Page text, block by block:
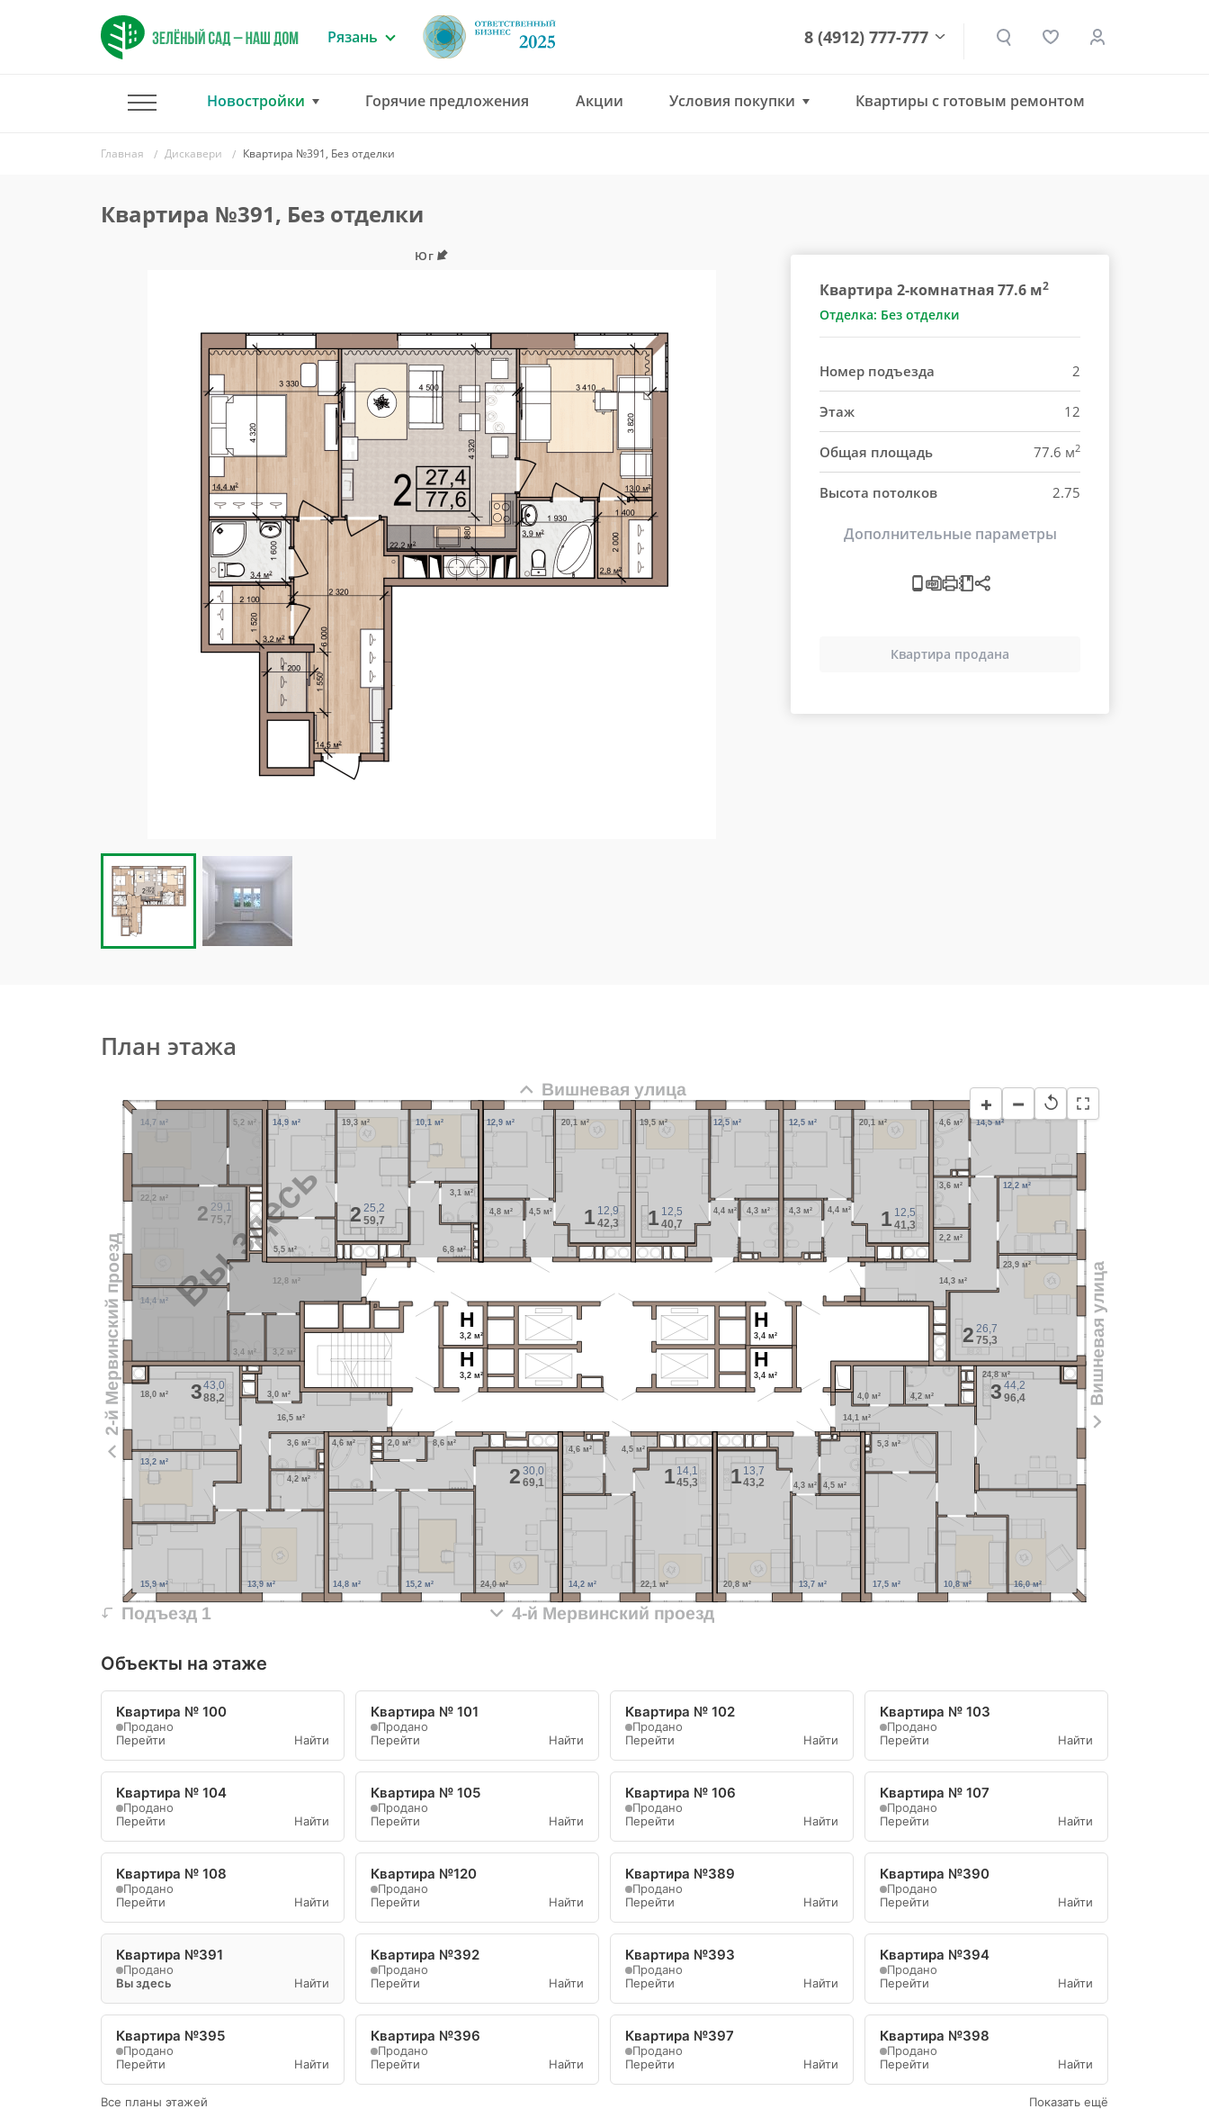
Рязань 8 (4912) 777-777
Новостройки Горячие предложения Акции Условия покупки Квартиры с готовым ремонтом
Главная Дискавери Квартира №391, Без отделки
Квартира №391, Без отделки
Юг
Квартира 2-комнатная 77.6 м2
Отделка: Без отделки
Номер подъезда 2
Этаж 12
Общая площадь 77.6 м2
Высота потолков 2.75
Дополнительные параметры
Квартира продана
План этажа
+ − ↺
3,4 м²
H
3,2 м²
H
3,2 м²
H
3,4 м²
H
14,2 м²
4,5 м²
4,6 м²
22,1 м²
1 14,1
45,3
13,7 м²
4,3 м² 4,5 м²
20,8 м²
1 13,7
43,2
17,5 м² 10,8 м² 16,0 м²
14,1 м²
4,2 м²
5,3 м²
4,0 м²
24,8 м²
3 44,2
96,4
12,2 м²
14,5 м²
14,3 м²
2,2 м²
3,6 м²
4,6 м²
23,9 м²
2 26,7
75,3
12,5 м²
4,4 м²
4,3 м²
20,1 м²
1 12,5
41,3
12,5 м²
4,4 м² 4,3 м²
19,5 м²
1 12,5
40,7
12,9 м²
4,5 м²
4,8 м²
20,1 м²
1 12,9
42,3
10,1 м²
6,8 м²
14,9 м²
5,5 м²
3,1 м²
19,3 м²
2 25,2
59,7
14,4 м²
14,7 м²
12,8 м²
5,2 м²
3,2 м²
3,4 м²
22,2 м²
2 29,1
75,7
15,9 м² 13,9 м²
16,5 м²
13,2 м²
4,2 м²
3,6 м²
3,0 м²
18,0 м² 343,0
88,2
14,8 м² 15,2 м²
8,6 м²
4,6 м² 2,0 м²
24,0 м²
2 30,0
69,1
Вы здесь
4-й Мервинский проезд
Подъезд 1
2-й Мервинский проезд Вишневая улица
Вишневая улица
Объекты на этаже
Квартира № 100
Продано
Перейти
Найти
Квартира № 101
Продано
Перейти
Найти
Квартира № 102
Продано
Перейти
Найти
Квартира № 103
Продано
Перейти
Найти
Квартира № 104
Продано
Перейти
Найти
Квартира № 105
Продано
Перейти
Найти
Квартира № 106
Продано
Перейти
Найти
Квартира № 107
Продано
Перейти
Найти
Квартира № 108
Продано
Перейти
Найти
Квартира №120
Продано
Перейти
Найти
Квартира №389
Продано
Перейти
Найти
Квартира №390
Продано
Перейти
Найти
Квартира №391
Продано
Вы здесь
Найти
Квартира №392
Продано
Перейти
Найти
Квартира №393
Продано
Перейти
Найти
Квартира №394
Продано
Перейти
Найти
Квартира №395
Продано
Перейти
Найти
Квартира №396
Продано
Перейти
Найти
Квартира №397
Продано
Перейти
Найти
Квартира №398
Продано
Перейти
Найти
Все планы этажей Показать ещё